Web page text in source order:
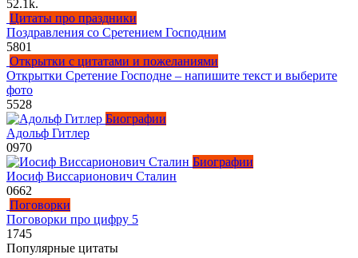
52.1k.
Цитаты про праздники
Поздравления со Сретением Господним
5801
Открытки с цитатами и пожеланиями
Открытки Сретение Господне – напишите текст и выберите
фото
5528
Биографии
Адольф Гитлер
0970
Биографии
Иосиф Виссарионович Сталин
0662
Поговорки
Поговорки про цифру 5
1 745
Популярные цитаты